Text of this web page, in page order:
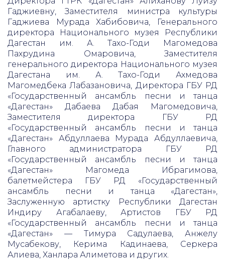
Гаджиевну, Заместителя министра культуры
Гаджиева Мурада Хабибовича, Генерального
директора Национального музея Республики
Дагестан им. А. Тахо-Годи Магомедова
Пахрудина Омаровича, Заместителя
генерального директора Национального музея
Дагестана им. А. Тахо-Годи Ахмедова
Магомедбека Лабазановича, Директора ГБУ РД
«Государственный ансамбль песни и танца
«Дагестан» Дабаева Дабая Магомедовича,
Заместителя директора ГБУ РД
«Государственный ансамбль песни и танца
«Дагестан» Абдуллаева Мурада Абдуллаевича,
Главного администратора ГБУ РД
«Государственный ансамбль песни и танца
«Дагестан» Магомеда Ибрагимова,
балетмейстера ГБУ РД «Государственный
ансамбль песни и танца «Дагестан»,
Заслуженную артистку Республики Дагестан
Индиру Агабалаеву, Артистов ГБУ РД
«Государственный ансамбль песни и танца
«Дагестан» — Тимура Садулаева, Анжелу
Мусабекову, Керима Кадинаева, Серкера
Алиева, Ханлара Алиметова и других.